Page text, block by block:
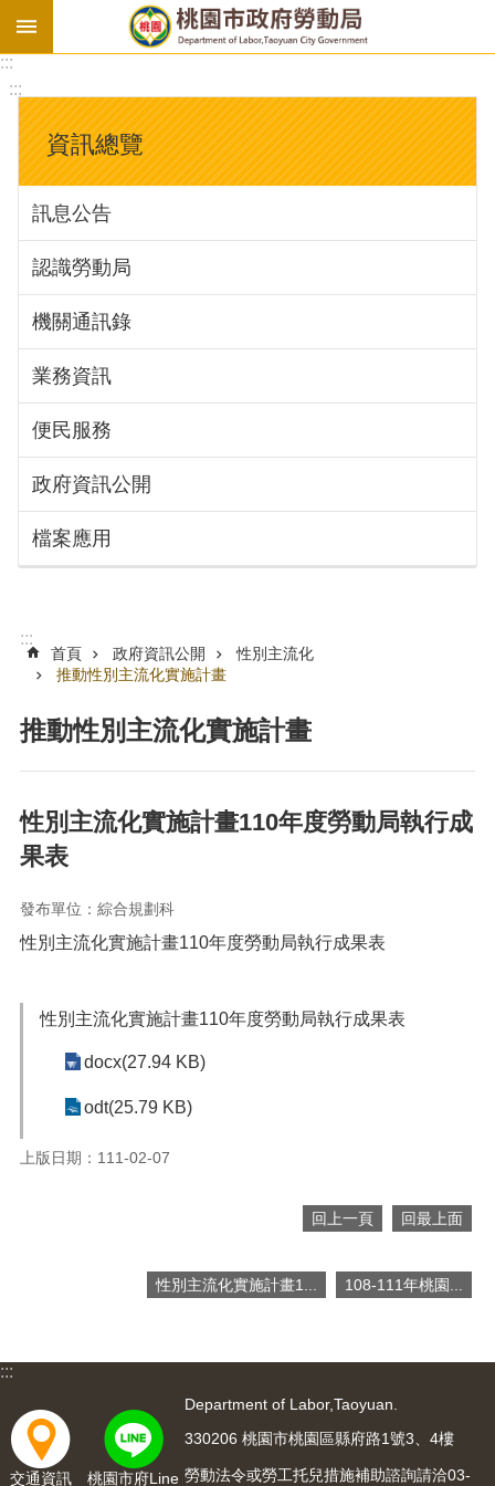
基
法
勞
資
會
庇
護
工
場
進
訊
息
公
識
局
通
訊
錄
業
務
資
府
資
首
頁
:::
:::
資訊總覽
訊息公告
認識勞動局
機關通訊錄
業務資訊
便民服務
政府資訊公開
檔案應用
:::
首頁 政府資訊公開
性別主流化
推動性別主流化實施計畫
推動性別主流化實施計畫
性別主流化實施計畫110年度勞動局執行成
果表
發布單位：綜合規劃科
性別主流化實施計畫110年度勞動局執行成果表
性別主流化實施計畫110年度勞動局執行成果表
docx(27.94 KB)
odt(25.79 KB)
上版日期：111-02-07
回上一頁 回最上面
性別主流化實施計畫1... 108-111年桃園...
:::
交通資訊 桃園市府Line
Department of Labor,Taoyuan.
330206 桃園市桃園區縣府路1號3、4樓
勞動法令或勞工托兒措施補助諮詢請洽03-